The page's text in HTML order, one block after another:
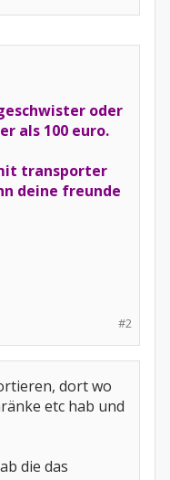
oder
als 100 euro.
transporter
deine freunde
#2
dort wo
etc hab und
die das